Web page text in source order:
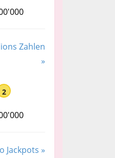
Zahlen
»
2
Jackpots »